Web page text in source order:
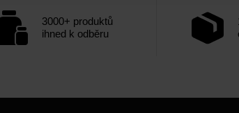
3000+ produktů
ihned k odběru